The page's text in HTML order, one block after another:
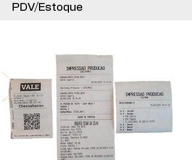
PDV/Estoque
entrega e pedido aceito
Ver Cardápio Digital